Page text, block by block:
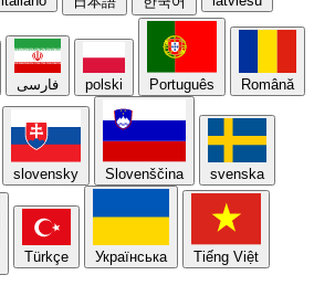
فارسی polski Português Română
slovensky Slovenščina svenska
Türkçe Українська Tiếng Việt